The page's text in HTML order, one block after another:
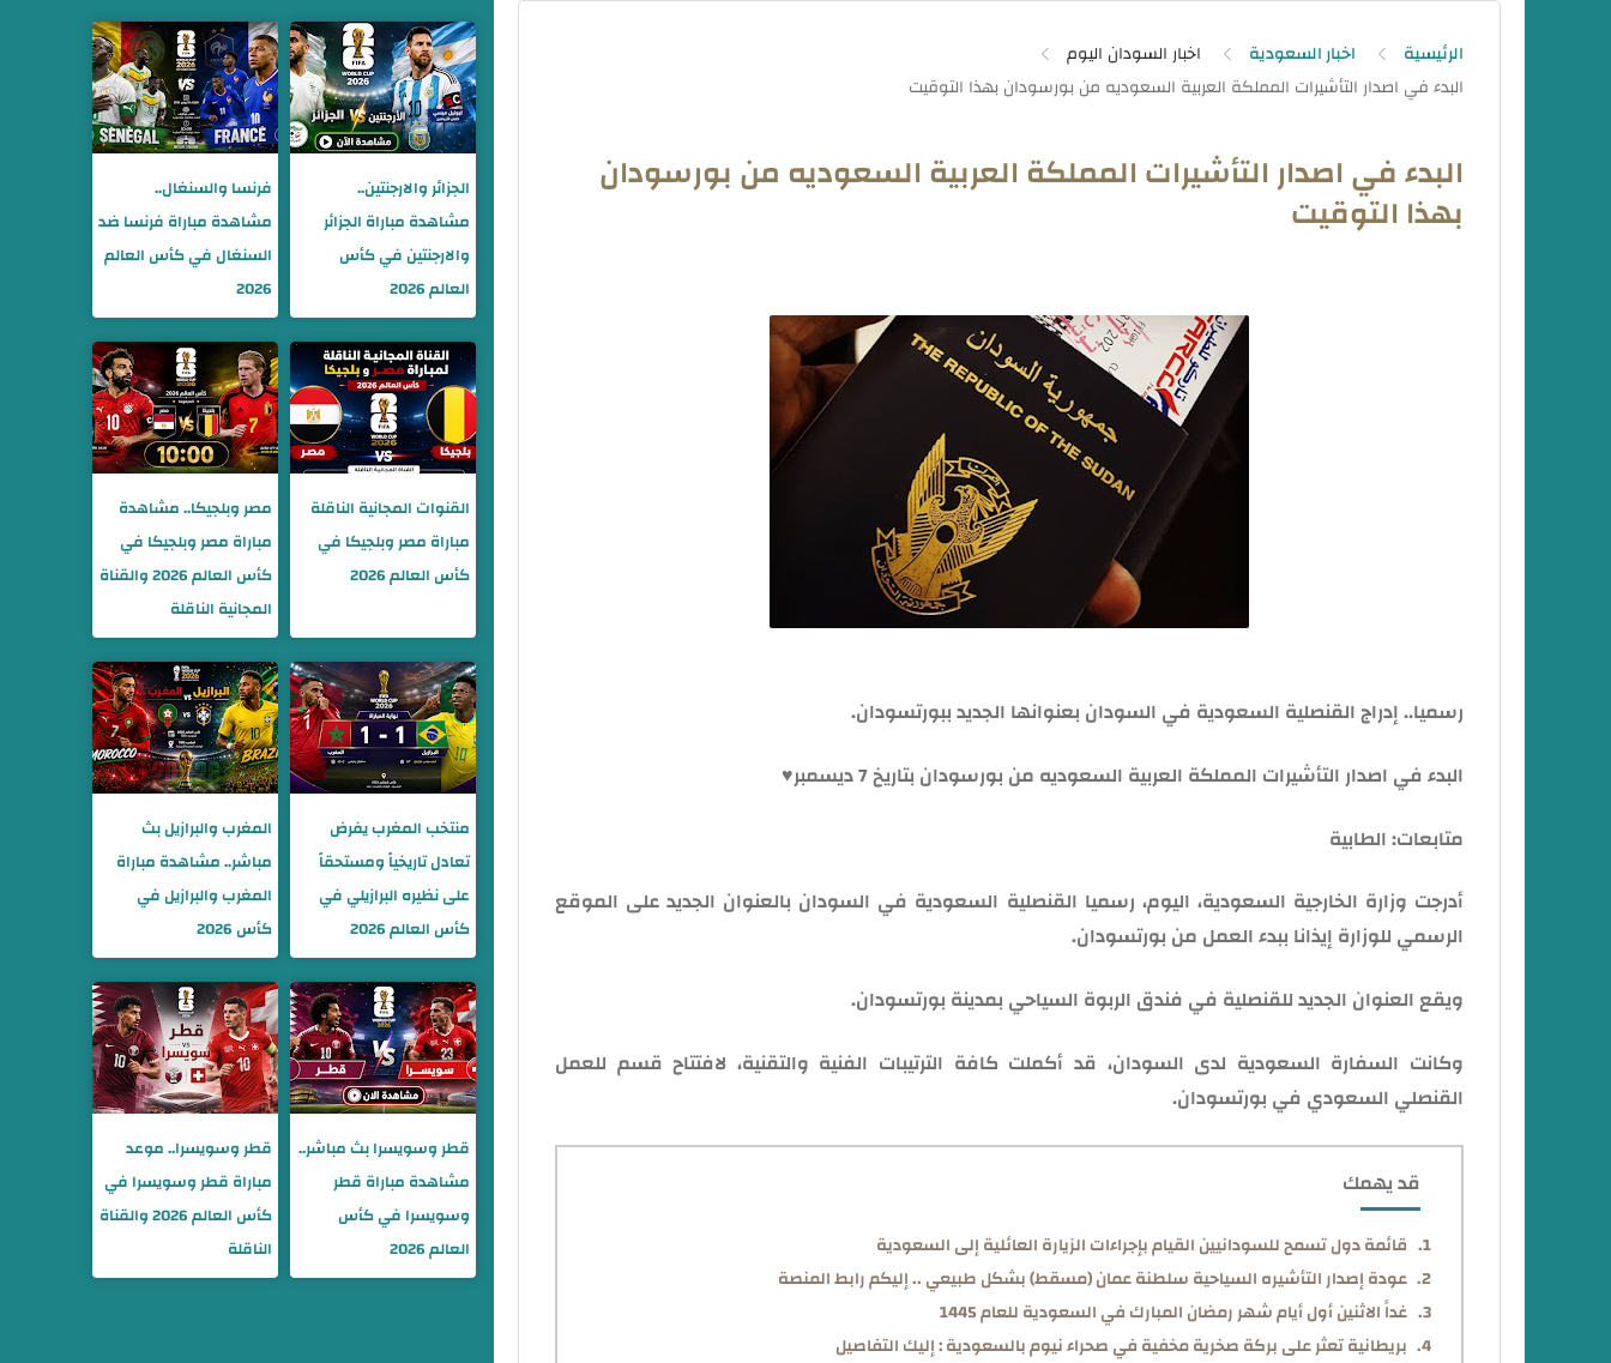
الرئيسية اخبار السعودية اخبار السودان اليوم
البدء في اصدار التأشيرات المملكة العربية السعوديه من بورسودان
بهذا التوقيت
رسميا.. إدراج القنصلية السعودية في السودان بعنوانها الجديد ببورتسودان.
البدء في اصدار التأشيرات المملكة العربية السعوديه من بورسودان بتاريخ 7 ديسمبر♥️
متابعات: الطابية
أدرجت وزارة الخارجية السعودية، اليوم، رسميا القنصلية السعودية في السودان بالعنوان الجديد على الموقع
الرسمي للوزارة إيذانا ببدء العمل من بورتسودان.
ويقع العنوان الجديد للقنصلية في فندق الربوة السياحي بمدينة بورتسودان.
وكانت السفارة السعودية لدى السودان، قد أكملت كافة الترتيبات الفنية والتقنية، لافتتاح قسم للعمل
القنصلي السعودي في بورتسودان.
قد يهمك
قائمة دول تسمح للسودانيين القيام بإجراءات الزيارة العائلية إلى السعودية
عودة إصدار التأشيره السياحية سلطنة عمان (مسقط) بشكل طبيعي .. إليكم رابط المنصة
غداً الاثنين أول أيام شهر رمضان المبارك في السعودية للعام 1445
بريطانية تعثر على بركة صخرية مخفية في صحراء نيوم بالسعودية : إليك التفاصيل
الجزائر والارجنتين..
مشاهدة مباراة الجزائر
والارجنتين في كأس
العالم 2026
فرنسا والسنغال..
مشاهدة مباراة فرنسا ضد
السنغال في كأس العالم
2026
القنوات المجانية الناقلة
مباراة مصر وبلجيكا في
كأس العالم 2026
مصر وبلجيكا.. مشاهدة
مباراة مصر وبلجيكا في
كأس العالم 2026 والقناة
المجانية الناقلة
منتخب المغرب يفرض
تعادل تاريخياً ومستحقاً
على نظيره البرازيلي في
كأس العالم 2026
المغرب والبرازيل بث
مباشر.. مشاهدة مباراة
المغرب والبرازيل في
كأس 2026
قطر وسويسرا بث مباشر..
مشاهدة مباراة قطر
وسويسرا في كأس
العالم 2026
قطر وسويسرا.. موعد
مباراة قطر وسويسرا في
كأس العالم 2026 والقناة
الناقلة